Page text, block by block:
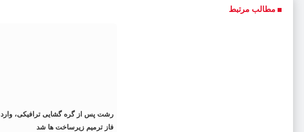
مطالب مرتبط
رشت پس از گره گشایی ترافیکی، وارد
فاز ترمیم زیرساخت ها شد